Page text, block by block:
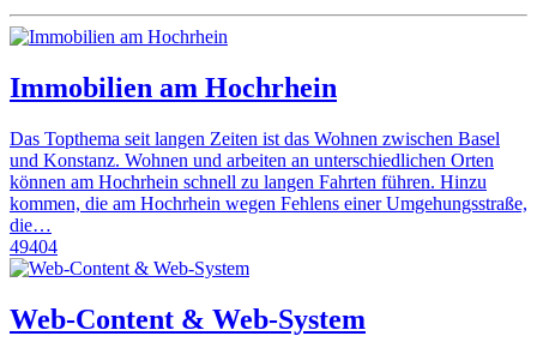
Immobilien am Hochrhein
Das Topthema seit langen Zeiten ist das Wohnen zwischen Basel
und Konstanz. Wohnen und arbeiten an unterschiedlichen Orten
können am Hochrhein schnell zu langen Fahrten führen. Hinzu
kommen, die am Hochrhein wegen Fehlens einer Umgehungsstraße,
die…
49404
Web-Content & Web-System